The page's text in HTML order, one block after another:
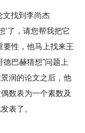
文找到李尚杰
’了，请您帮我把它
要性，他马上找来王
巴赫猜想”问题上
润的论文之后，他
数表为一个素数及
表了。